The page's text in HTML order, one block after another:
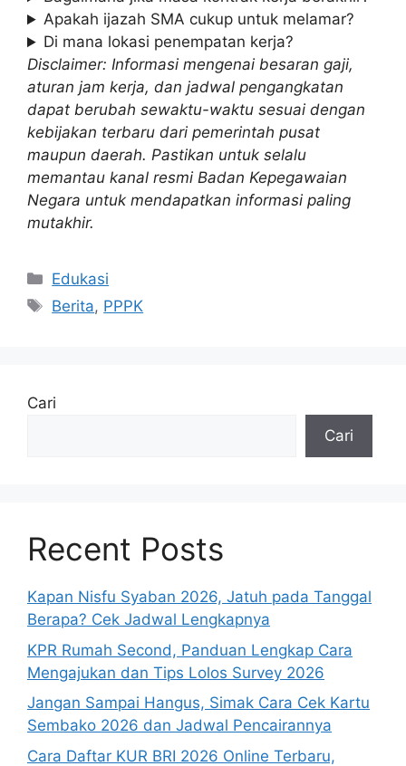
Apakah ijazah SMA cukup untuk melamar?
Di mana lokasi penempatan kerja?
Disclaimer: Informasi mengenai besaran gaji,
aturan jam kerja, dan jadwal pengangkatan
dapat berubah sewaktu-waktu sesuai dengan
kebijakan terbaru dari pemerintah pusat
maupun daerah. Pastikan untuk selalu
memantau kanal resmi Badan Kepegawaian
Negara untuk mendapatkan informasi paling
mutakhir.
Kategori
Edukasi
Tag
Berita, PPPK
Cari
Cari
Recent Posts
Kapan Nisfu Syaban 2026, Jatuh pada Tanggal
Berapa? Cek Jadwal Lengkapnya
KPR Rumah Second, Panduan Lengkap Cara
Mengajukan dan Tips Lolos Survey 2026
Jangan Sampai Hangus, Simak Cara Cek Kartu
Sembako 2026 dan Jadwal Pencairannya
Cara Daftar KUR BRI 2026 Online Terbaru,